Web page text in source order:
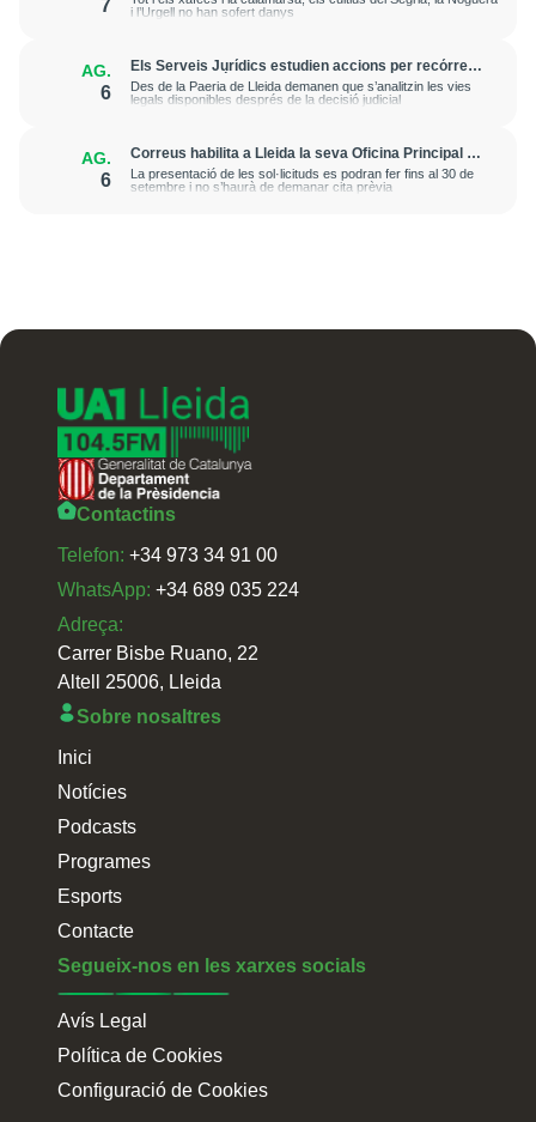
7
afectacions significatives
i l’Urgell no han sofert danys
AG.
6
Els Serveis Jurídics estudien accions per recórrer
l’excarceració de l’investigat per l’onada de
robatoris i incendis a l’Horta
Des de la Paeria de Lleida demanen que s’analitzin les vies
legals disponibles després de la decisió judicial
AG.
6
Correus habilita a Lleida la seva Oficina Principal i
la sucursal de Lleida Ronda per a atendre les
esmenes de regularització de migrants
La presentació de les sol·licituds es podran fer fins al 30 de
setembre i no s’haurà de demanar cita prèvia
Contactins
Telefon: +34 973 34 91 00
WhatsApp: +34 689 035 224
Adreça:
Carrer Bisbe Ruano, 22
Altell 25006, Lleida
Sobre nosaltres
Inici
Notícies
Podcasts
Programes
Esports
Contacte
Segueix-nos en les xarxes socials
Avís Legal
Política de Cookies
Configuració de Cookies